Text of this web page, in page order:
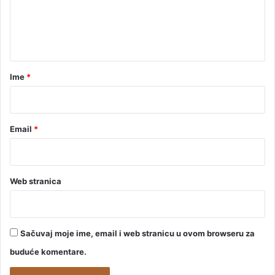
d
n
rIme *
Email *
Web stranica
Sačuvaj moje ime, email i web stranicu u ovom browseru za
buduće komentare.